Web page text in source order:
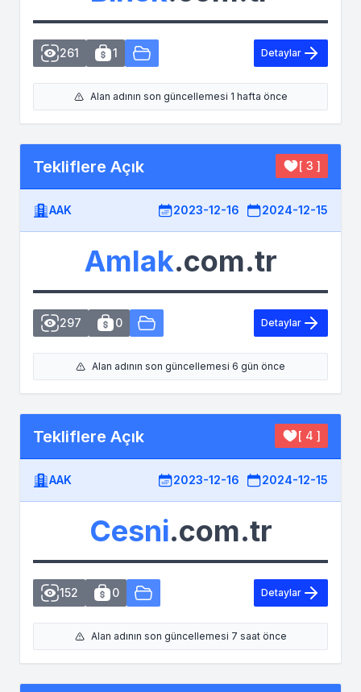
261 1 Detaylar
Alan adının son güncellemesi 1 hafta önce
Tekliflere Açık [ 3 ]
AAK 2023-12-16 2024-12-15
Amlak.com.tr
297 0 Detaylar
Alan adının son güncellemesi 6 gün önce
Tekliflere Açık [ 4 ]
AAK 2023-12-16 2024-12-15
Cesni.com.tr
152 0 Detaylar
Alan adının son güncellemesi 7 saat önce